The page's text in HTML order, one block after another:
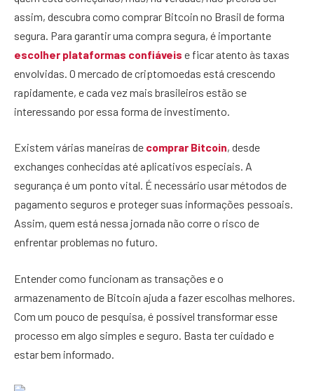
assim, descubra como comprar Bitcoin no Brasil de forma
segura. Para garantir uma compra segura, é importante
escolher plataformas confiáveis e ficar atento às taxas
envolvidas. O mercado de criptomoedas está crescendo
rapidamente, e cada vez mais brasileiros estão se
interessando por essa forma de investimento.
Existem várias maneiras de comprar Bitcoin, desde
exchanges conhecidas até aplicativos especiais. A
segurança é um ponto vital. É necessário usar métodos de
pagamento seguros e proteger suas informações pessoais.
Assim, quem está nessa jornada não corre o risco de
enfrentar problemas no futuro.
Entender como funcionam as transações e o
armazenamento de Bitcoin ajuda a fazer escolhas melhores.
Com um pouco de pesquisa, é possível transformar esse
processo em algo simples e seguro. Basta ter cuidado e
estar bem informado.